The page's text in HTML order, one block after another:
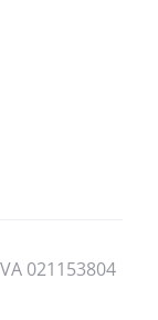
021​153​804​